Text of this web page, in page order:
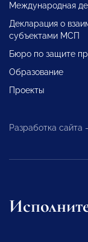
Международная
Декларация о
субъектами МСП
Бюро по защите
Образование
Проекты
Разработка сайта